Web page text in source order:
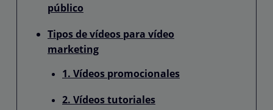
público
Tipos de vídeos para vídeo
marketing
1. Vídeos promocionales
2. Vídeos tutoriales